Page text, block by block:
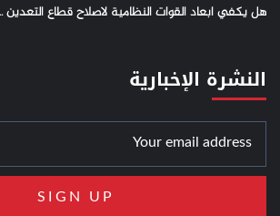
هل يكفي ابعاد القوات النظامية لاصلاح قطاع التعدين
النشرة الإخبارية